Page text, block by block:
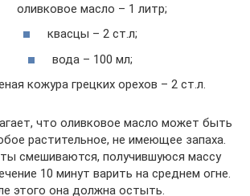
оливковое масло – 1 литр;
квасцы – 2 ст.л;
вода – 100 мл;
кожура грецких орехов – 2 ст.л.
что оливковое масло может быть
растительное, не имеющее запаха.
смешиваются, получившуюся массу
10 минут варить на среднем огне.
этого она должна остыть.